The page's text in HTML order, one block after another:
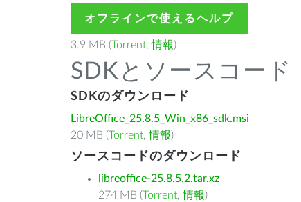
オフラインで使えるヘルプ
3.9 MB (Torrent,情報)
SDKとソースコード
SDKのダウンロード
LibreOffice_25.8.5_Win_x86_sdk.msi
20 MB (Torrent,情報)
ソースコードのダウンロード
libreoffice-25.8.5.2.tar.xz
274 MB (Torrent,情報)